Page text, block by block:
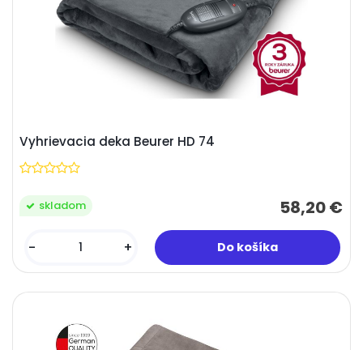
Vyhrievacia deka Beurer HD 74
58,20 €
skladom
- +